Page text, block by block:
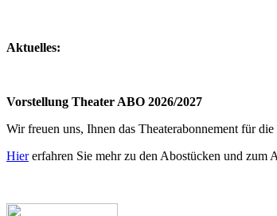
Aktuelles:
Vorstellung Theater ABO 2026/2027
Wir freuen uns, Ihnen das Theaterabonnement für
Hiererfahren Sie mehr zu den Abostücken und zum